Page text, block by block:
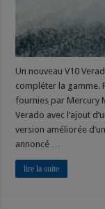
Un nouveau V10
compléter la gamme.
fournies par Mercury
Verado avec l’ajout
version améliorée
annoncé …
lire la suite